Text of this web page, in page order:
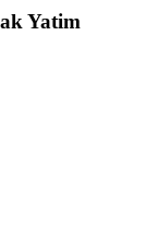
Yatim